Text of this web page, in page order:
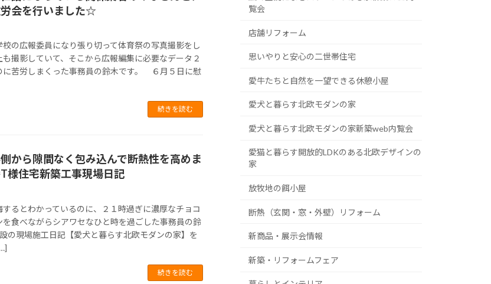
会を行いました☆
校の広報委員になり張り切って体育祭の写真撮影をし
撮影していて、そこから広報編集に必要なデータ２
に苦労しまくった事務員の鈴木です。 ６月５日に慰
続きを読む
から隙間なく包み込んで断熱性を高めま
様住宅新築工事現場日記
するとわかっているのに、２１時過ぎに濃厚なチョコ
を食べながらシアワセなひと時を過ごした事務員の鈴
の現場施工日記【愛犬と暮らす北欧モダンの家】を
続きを読む
覧会
店舗リフォーム
思いやりと安心の二世帯住宅
愛牛たちと自然を一望できる休憩小屋
愛犬と暮らす北欧モダンの家
愛犬と暮らす北欧モダンの家新築web内覧会
愛猫と暮らす開放的LDKのある北欧デザインの
家
放牧地の餌小屋
断熱（玄関・窓・外壁）リフォーム
新商品・展示会情報
新築・リフォームフェア